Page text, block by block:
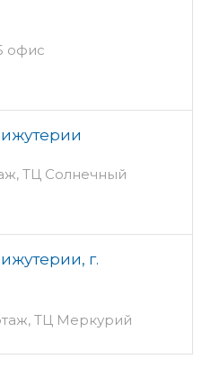
офис
ТЦ Солнечный
г.
ТЦ Меркурий